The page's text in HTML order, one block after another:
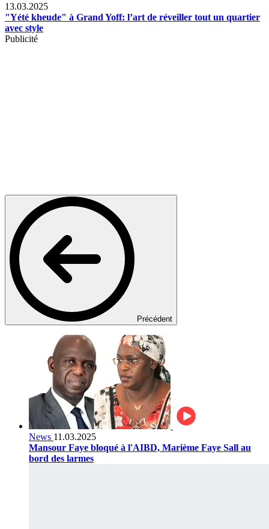
13.03.2025
"Yété kheude" à Grand Yoff: l’art de réveiller tout un quartier
avec style
Publicité
Précédent
News 11.03.2025
Mansour Faye bloqué à l'AIBD, Marième Faye Sall au
bord des larmes